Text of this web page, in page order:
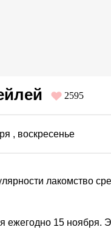
2595
, воскресенье
лакомство
ежегодно 15 ноября.